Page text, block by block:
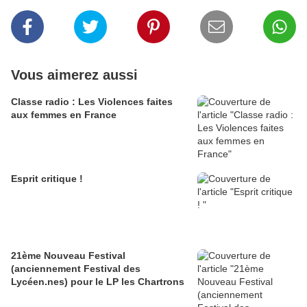
Vous aimerez aussi
Classe radio : Les Violences faites
aux femmes en France
Esprit critique !
21ème Nouveau Festival
(anciennement Festival des
Lycéen.nes) pour le LP les Chartrons